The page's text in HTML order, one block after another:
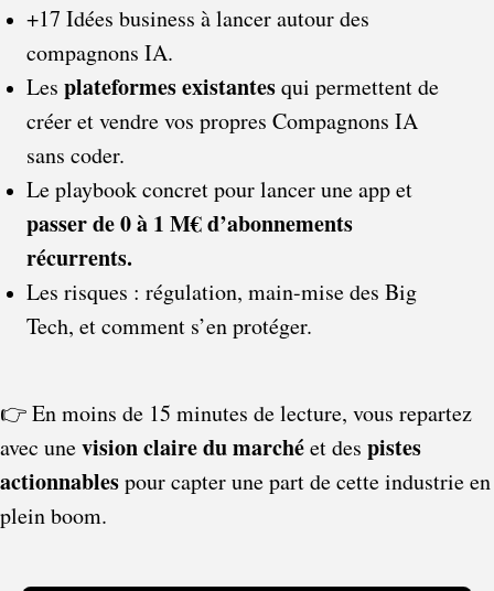
+17 Idées business à lancer autour des
compagnons IA.
Les plateformes existantes qui permettent de
créer et vendre vos propres Compagnons IA
sans coder.
passer de 0 à 1 M€ d’abonnements
récurrents.
Les risques : régulation, main-mise des Big
Tech, et comment s’en protéger.
👉 En moins de 15 minutes de lecture, vous repartez
avec une vision claire du marché et des pistes
actionnables pour capter une part de cette industrie en
plein boom.